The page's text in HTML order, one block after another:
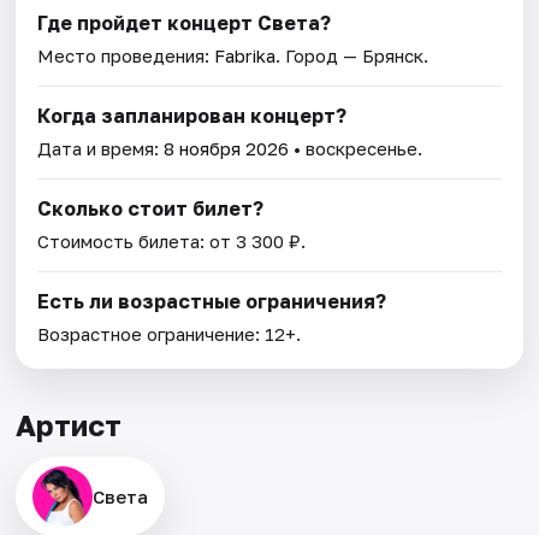
Где пройдет концерт Света?
Место проведения: Fabrika. Город — Брянск.
Когда запланирован концерт?
Дата и время:8 ноября 2026 • воскресенье.
Сколько стоит билет?
Стоимость билета: от 3 300 ₽.
Есть ли возрастные ограничения?
Возрастное ограничение: 12+.
Артист
Света